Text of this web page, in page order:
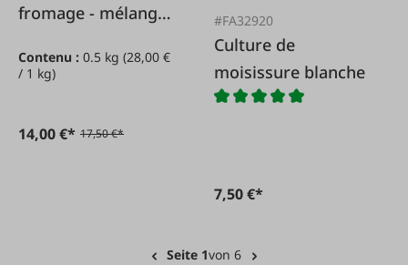
fromage - mélange
Contenu : 0.5 kg (28,00 €
/ 1 kg)
14,00 €* 17,50 €*
#FA32920
Culture de
moisissure blanche
7,50 €*
Seite 1von 6